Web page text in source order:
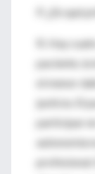
P. ¿En qué
R. Hay
paciente, la
el menor
justicia. El
participar
autonomía
profesional.